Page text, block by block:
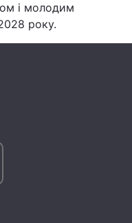
і молодим
року.